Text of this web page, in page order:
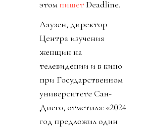
этом пишет Deadline.
Лаузен, директор
Центра изучения
женщин на
телевидении и в кино
при Государственном
университете Сан-
Диего, отметила: «2024
год предложил один